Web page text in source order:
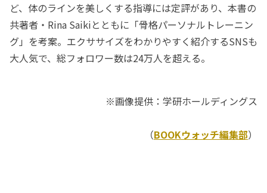
ど、体のラインを美しくする指導には定評があり、本書の
共著者・Rina Saikiとともに「骨格パーソナルトレーニン
グ」を考案。エクササイズをわかりやすく紹介するSNSも
大人気で、総フォロワー数は24万人を超える。
※画像提供：学研ホールディングス
（BOOKウォッチ編集部）